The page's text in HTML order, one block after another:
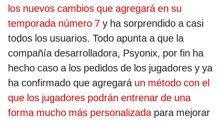
los nuevos cambios que agregará en su
temporada número 7 y ha sorprendido a casi
todos los usuarios. Todo apunta a que la
compañía desarrolladora, Psyonix, por fin ha
hecho caso a los pedidos de los jugadores y ya
ha confirmado que agregará un método con el
que los jugadores podrán entrenar de una
forma mucho más personalizadapara mejorar